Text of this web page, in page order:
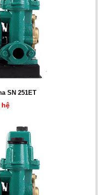
SN 251ET
hệ